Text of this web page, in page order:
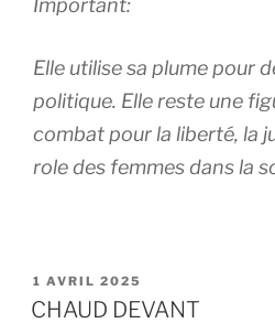
Elle utilise sa plume pour
politique. Elle reste une
combat pour la liberté, la
role des femmes dans la
PUBLIÉ
LE
1 AVRIL 2025
CHAUD DEVANT